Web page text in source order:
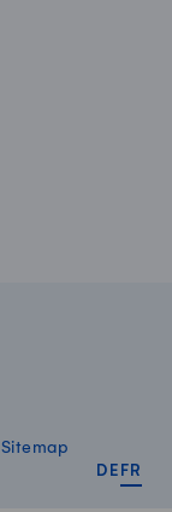
Sitemap
DE FR